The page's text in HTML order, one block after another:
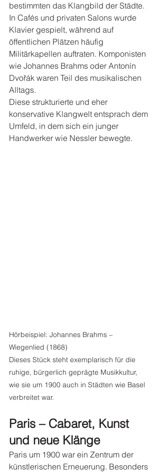
bestimmten das Klangbild der Städte.
In Cafés und privaten Salons wurde
Klavier gespielt, während auf
öffentlichen Plätzen häufig
Militärkapellen auftraten. Komponisten
wie Johannes Brahms oder Antonín
Dvořák waren Teil des musikalischen
Alltags.
Diese strukturierte und eher
konservative Klangwelt entsprach dem
Umfeld, in dem sich ein junger
Handwerker wie Nessler bewegte.
Hörbeispiel: Johannes Brahms –
Wiegenlied (1868)
Dieses Stück steht exemplarisch für die
ruhige, bürgerlich geprägte Musikkultur,
wie sie um 1900 auch in Städten wie Basel
verbreitet war.
Paris – Cabaret, Kunst
und neue Klänge
Paris um 1900 war ein Zentrum der
künstlerischen Erneuerung. Besonders